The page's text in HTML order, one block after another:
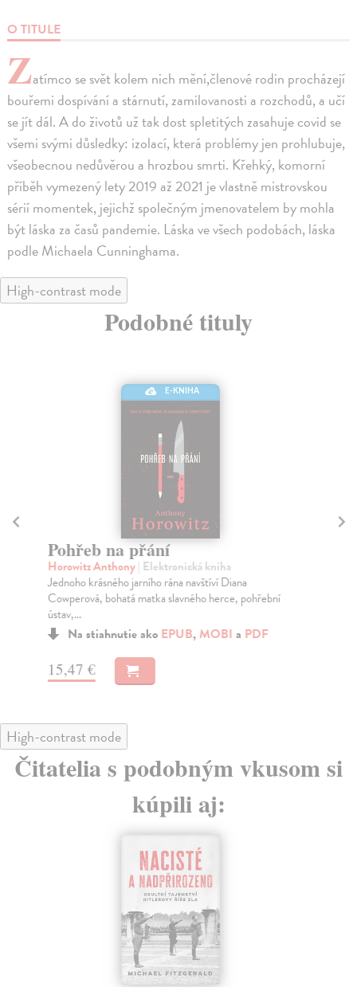
O TITULE
Zatímco se svět kolem nich mění,členové rodin procházejí
bouřemi dospívání a stárnutí, zamilovanosti a rozchodů, a učí
se jít dál. A do životů už tak dost spletitých zasahuje covid se
všemi svými důsledky: izolací, která problémy jen prohlubuje,
všeobecnou nedůvěrou a hrozbou smrti. Křehký, komorní
příběh vymezený lety 2019 až 2021 je vlastně mistrovskou
sérií momentek, jejichž společným jmenovatelem by mohla
být láska za časů pandemie. Láska ve všech podobách, láska
podle Michaela Cunninghama.
High-contrast mode
Podobné tituly
E-KNIHA
Pohřeb na přání
Horowitz Anthony| Elektronická kniha
Jednoho krásného jarního rána navštíví Diana
Cowperová, bohatá matka slavného herce, pohřební
ústav,...
Na stiahnutie ako EPUB,MOBI a PDF
15,47 €
High-contrast mode
Čitatelia s podobným vkusom si
kúpili aj: